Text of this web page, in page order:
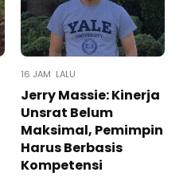
16 JAM LALU
Jerry Massie: Kinerja
Unsrat Belum
Maksimal, Pemimpin
Harus Berbasis
Kompetensi